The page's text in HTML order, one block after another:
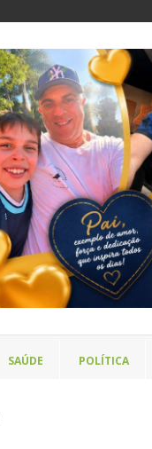
SAÚDE POLÍTICA